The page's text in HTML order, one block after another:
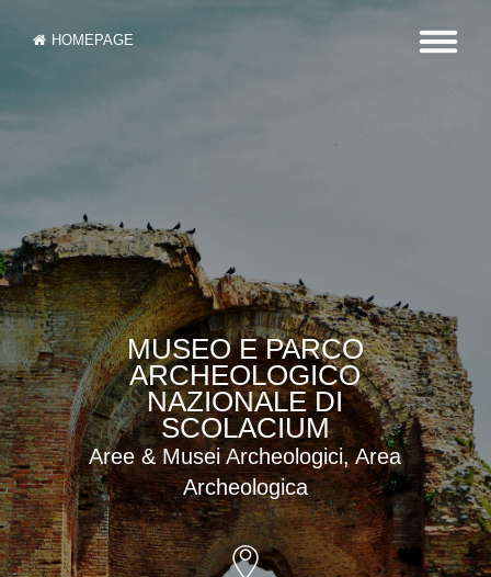
HOMEPAGE
MUSEO E PARCO
ARCHEOLOGICO
NAZIONALE DI
SCOLACIUM
Aree & Musei Archeologici, Area
Archeologica